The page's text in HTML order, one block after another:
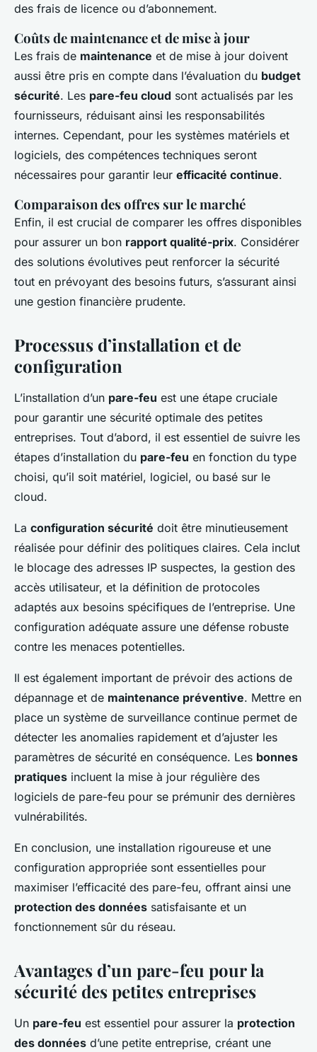
des frais de licence ou d’abonnement.
Coûts de maintenance et de mise à jour
Les frais de maintenance et de mise à jour doivent
aussi être pris en compte dans l’évaluation du budget
sécurité. Les pare-feu cloud sont actualisés par les
fournisseurs, réduisant ainsi les responsabilités
internes. Cependant, pour les systèmes matériels et
logiciels, des compétences techniques seront
nécessaires pour garantir leur efficacité continue.
Comparaison des offres sur le marché
Enfin, il est crucial de comparer les offres disponibles
pour assurer un bon rapport qualité-prix. Considérer
des solutions évolutives peut renforcer la sécurité
tout en prévoyant des besoins futurs, s’assurant ainsi
une gestion financière prudente.
Processus d’installation et de
configuration
L’installation d’un pare-feu est une étape cruciale
pour garantir une sécurité optimale des petites
entreprises. Tout d’abord, il est essentiel de suivre les
étapes d’installation du pare-feu en fonction du type
choisi, qu’il soit matériel, logiciel, ou basé sur le
cloud.
La configuration sécurité doit être minutieusement
réalisée pour définir des politiques claires. Cela inclut
le blocage des adresses IP suspectes, la gestion des
accès utilisateur, et la définition de protocoles
adaptés aux besoins spécifiques de l’entreprise. Une
configuration adéquate assure une défense robuste
contre les menaces potentielles.
Il est également important de prévoir des actions de
dépannage et de maintenance préventive. Mettre en
place un système de surveillance continue permet de
détecter les anomalies rapidement et d’ajuster les
paramètres de sécurité en conséquence. Les bonnes
pratiques incluent la mise à jour régulière des
logiciels de pare-feu pour se prémunir des dernières
vulnérabilités.
En conclusion, une installation rigoureuse et une
configuration appropriée sont essentielles pour
maximiser l’efficacité des pare-feu, offrant ainsi une
protection des données satisfaisante et un
fonctionnement sûr du réseau.
Avantages d’un pare-feu pour la
sécurité des petites entreprises
Un pare-feu est essentiel pour assurer la protection
des données d’une petite entreprise, créant une